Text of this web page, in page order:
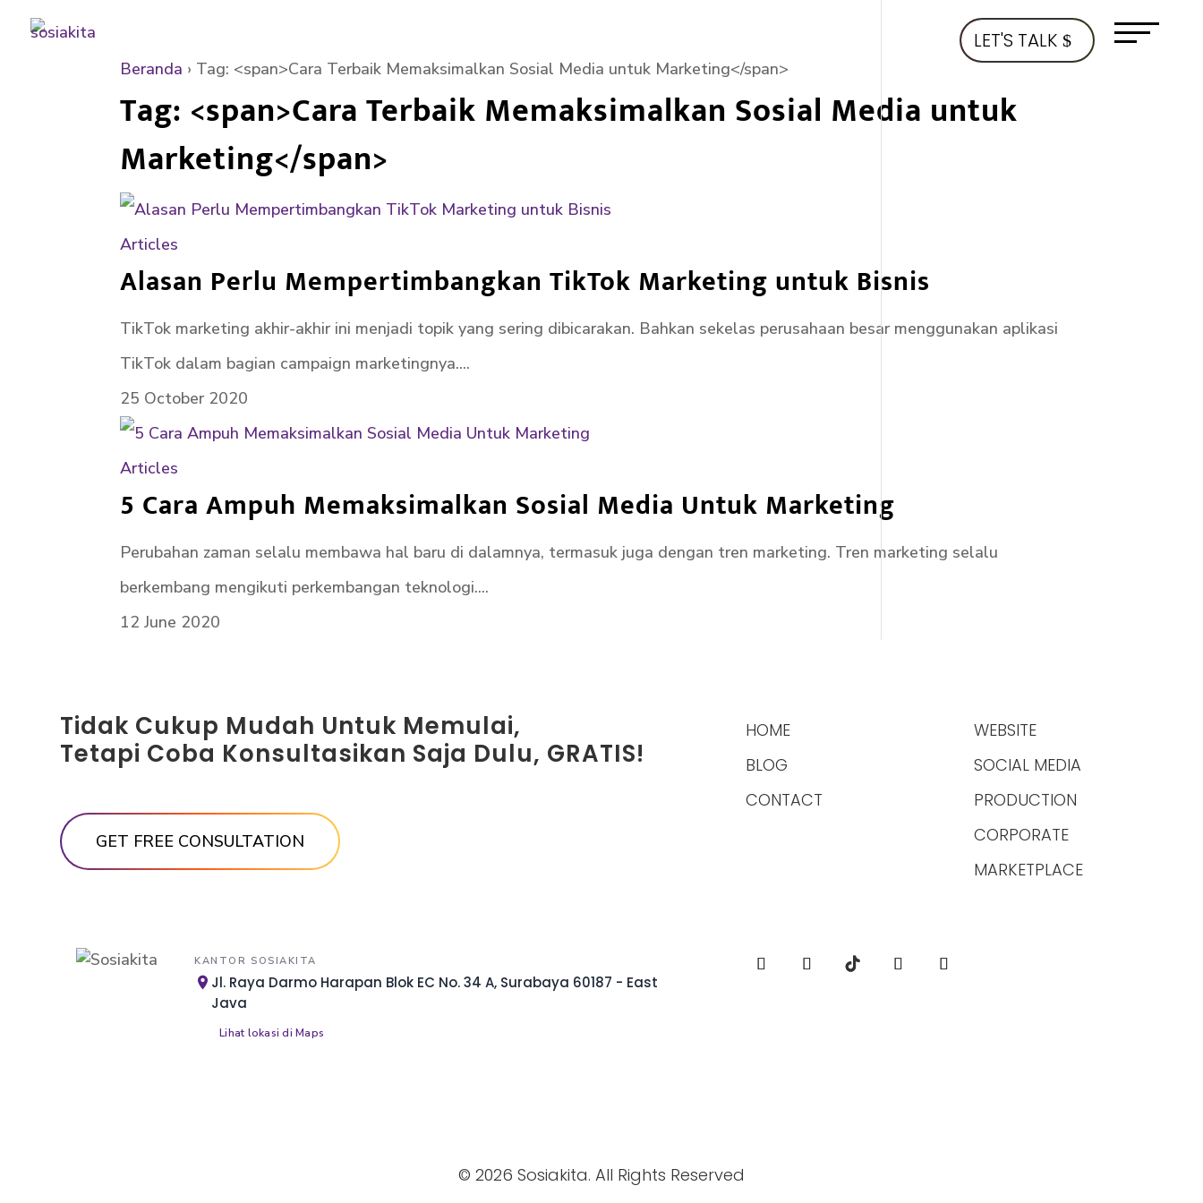
LET'S TALK
Beranda › Tag: <span>Cara Terbaik Memaksimalkan Sosial Media untuk Marketing</span>
Tag: <span>Cara Terbaik Memaksimalkan Sosial Media untuk
Marketing</span>
Articles
Alasan Perlu Mempertimbangkan TikTok Marketing untuk Bisnis
TikTok marketing akhir-akhir ini menjadi topik yang sering dibicarakan. Bahkan sekelas perusahaan besar menggunakan aplikasi
TikTok dalam bagian campaign marketingnya....
25 October 2020
Articles
5 Cara Ampuh Memaksimalkan Sosial Media Untuk Marketing
Perubahan zaman selalu membawa hal baru di dalamnya, termasuk juga dengan tren marketing. Tren marketing selalu
berkembang mengikuti perkembangan teknologi....
12 June 2020
Tidak Cukup Mudah Untuk Memulai,
Tetapi Coba Konsultasikan Saja Dulu, GRATIS!
HOME
BLOG
CONTACT
WEBSITE
SOCIAL MEDIA
PRODUCTION
CORPORATE
MARKETPLACE
KANTOR SOSIAKITA
Jl. Raya Darmo Harapan Blok EC No. 34 A, Surabaya 60187 - East
Java
Lihat lokasi di Maps
© 2026 Sosiakita. All Rights Reserved